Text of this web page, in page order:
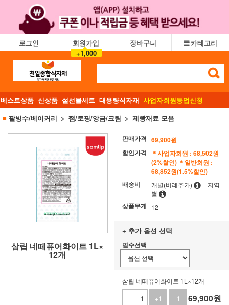
로그인
회원가입
+1,000
장바구니 카테고리
베스트상품 신상품 설선물세트 대용량식자재 사업자회원등업신청
■ 팥빙수/베이커리 쨈/토핑/앙금/크림 제빵재료 모음
삼립 네떼퓨어화이트 1L×
12개
판매가격 69,900원
할인가격
＊사업자회원 : 68,502원
(2%할인) ＊일반회원 :
68,852원(1.5%할인)
배송비
개별(비례추가)
지역
별
상품무게 12
+ 추가 옵션 선택
필수선택
삼립 네떼퓨어화이트 1L×12개
+1
-1 69,900원